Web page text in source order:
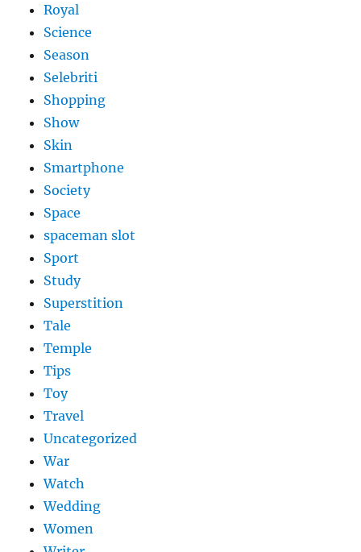
Royal
Science
Season
Selebriti
Shopping
Show
Skin
Smartphone
Society
Space
spaceman slot
Sport
Study
Superstition
Tale
Temple
Tips
Toy
Travel
Uncategorized
War
Watch
Wedding
Women